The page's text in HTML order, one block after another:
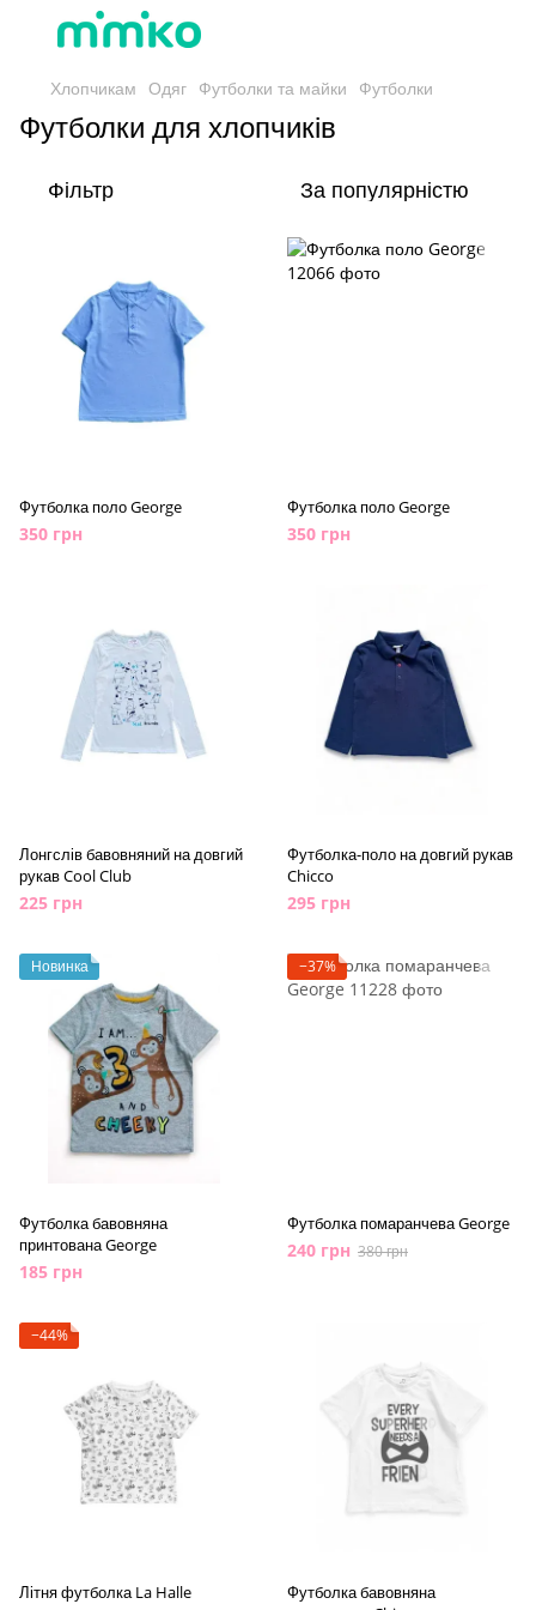
Хлопчикам Одяг Футболки та майки Футболки
Футболки для хлопчиків
Фільтр За популярністю
Футболка поло George
350 грн
Футболка поло George
350 грн
Лонгслів бавовняний на довгий
рукав Cool Club
225 грн
Футболка-поло на довгий рукав
Chicco
295 грн
Новинка
Футболка бавовняна
принтована George
185 грн
−37%
Футболка помаранчева George
240 грн 380 грн
−44%
Літня футболка La Halle
Футболка бавовняна